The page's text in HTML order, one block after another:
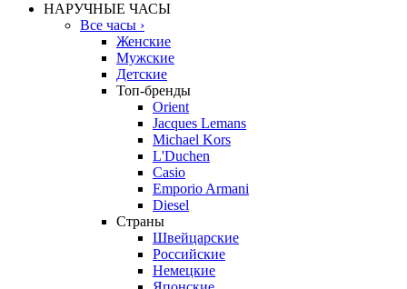
НАРУЧНЫЕ ЧАСЫ
Все часы ›
Женские
Мужские
Детские
Топ-бренды
Orient
Jacques Lemans
Michael Kors
L'Duchen
Casio
Emporio Armani
Diesel
Страны
Швейцарские
Российские
Немецкие